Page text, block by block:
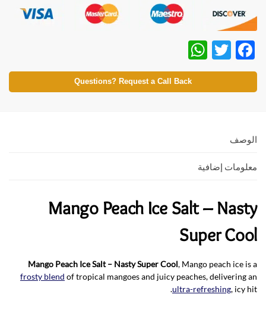
F
ac
e
o
k
T
w
itt
h
at
Questions? Request a Call Back
الوصف
معلومات إضافية
Mango Peach Ice Salt – Nasty
Super Cool
Mango Peach Ice Salt – Nasty Super Cool, Mango peach ice is a
frosty blend of tropical mangoes and juicy peaches, delivering an
ultra-refreshing, icy hit.